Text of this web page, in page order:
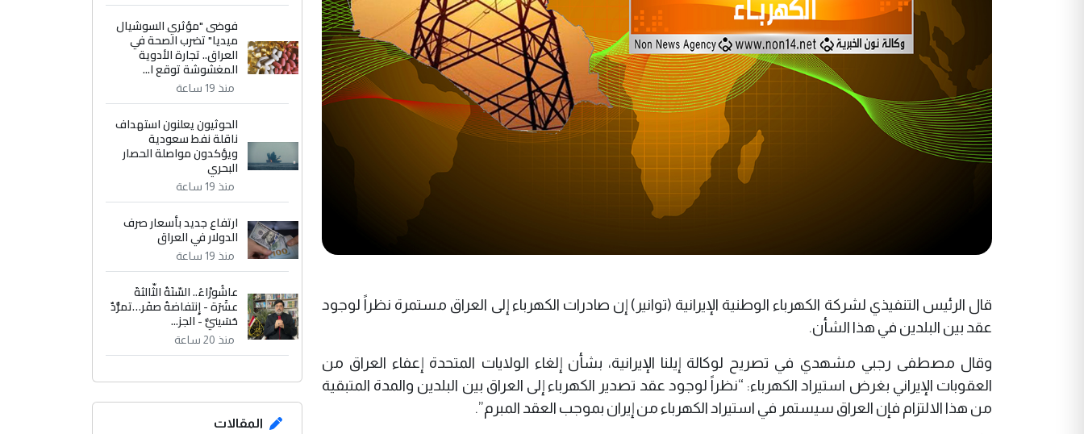
قال الرئيس التنفيذي لشركة الكهرباء الوطنية الإيرانية (توانير) إن صادرات الكهرباء إلى العراق مستمرة نظراً لوجود
عقد بين البلدين في هذا الشأن.
وقال مصطفى رجبي مشهدي في تصريح لوكالة إيلنا الإيرانية، بشأن إلغاء الولايات المتحدة إعفاء العراق من
العقوبات الإيراني بغرض استيراد الكهرباء: “نظراً لوجود عقد تصدير الكهرباء إلى العراق بين البلدين والمدة المتبقية
من هذا الالتزام فإن العراق سيستمر في استيراد الكهرباء من إيران بموجب العقد المبرم”.
فوضى "مؤثري السوشيال
ميديا" تضرب الصحة في
العراق.. تجارة الأدوية
المغشوشة توقع ا...
منذ 19 ساعة
الحوثيون يعلنون استهداف
ناقلة نفط سعودية
ويؤكدون مواصلة الحصار
البحري
منذ 19 ساعة
ارتفاع جديد بأسعار صرف
الدولار في العراق
منذ 19 ساعة
عاشُورْاءُ.. السّنَةُ الثّالثةَ
عشَرَة - إِنتفاضةُ صفَر…تمرُّدٌ
حُسَينيٌّ - الجز...
منذ 20 ساعة
المقالات